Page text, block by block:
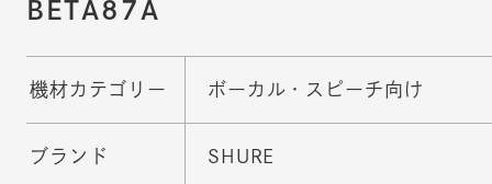
BETA87A
機材カテゴリー ボーカル・スピーチ向け
ブランド SHURE